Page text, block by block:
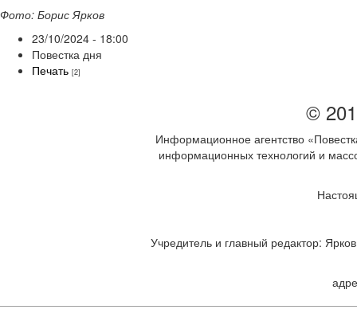
Фото: Борис Ярков
23/10/2024 - 18:00
Повестка дня
Печать [2]
©
Информационное агентство
информационных технологий и
Учредитель и главный редактор: